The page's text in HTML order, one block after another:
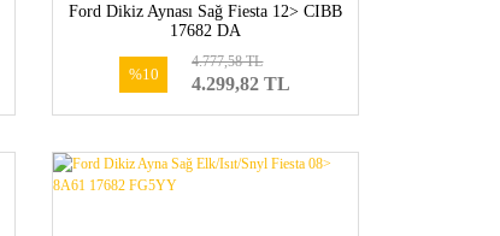
Ford Dikiz Aynası Sağ Fiesta 12> CIBB
17682 DA
%10 4.299,82 TL
4.777,58 TL